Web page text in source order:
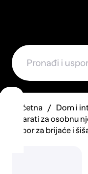
Početna
Dom i
Aparati za osobnu
Pribor za brijaće i